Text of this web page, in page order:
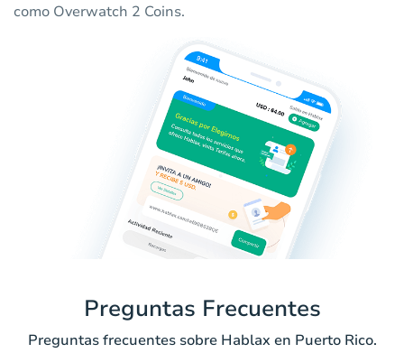
como Overwatch 2 Coins.
Preguntas Frecuentes
Preguntas frecuentes sobre Hablax en Puerto Rico.